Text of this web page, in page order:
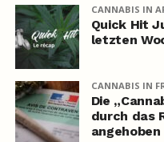
CANNABIS IN
Quick Hit
letzten
CANNABIS IN
Die
durch das
angehoben